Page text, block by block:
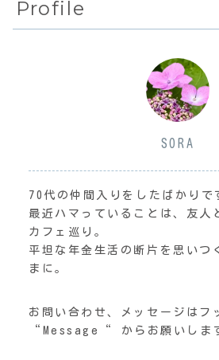
Profile
SORA
70代の仲間入りをしたばかりで
最近ハマっていることは、友人
カフェ巡り。
平坦な年金生活の断片を思いつ
まに。
お問い合わせ、メッセージはフ
“Message“ からお願いしま